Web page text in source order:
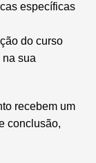
específicas
do curso
na sua
recebem um
conclusão,